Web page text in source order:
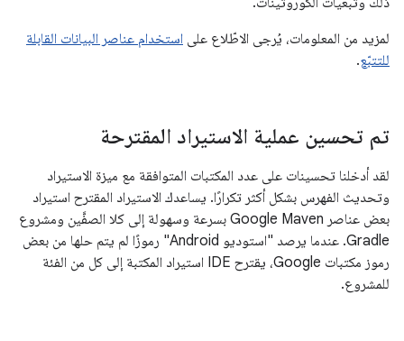
لمزيد من المعلومات، يُرجى الاطّلاع على استخدام عناصر البيانات القابلة
للتتبّع.
تم تحسين عملية الاستيراد المقترحة
لقد أدخلنا تحسينات على عدد المكتبات المتوافقة مع ميزة الاستيراد
وتحديث الفهرس بشكل أكثر تكرارًا. يساعدك الاستيراد المقترح استيراد
بعض عناصر Google Maven بسرعة وسهولة إلى كلا الصفَّين ومشروع
Gradle. عندما يرصد "استوديو Android" رموزًا لم يتم حلها من بعض
رموز مكتبات Google، يقترح IDE استيراد المكتبة إلى كل من الفئة
للمشروع.